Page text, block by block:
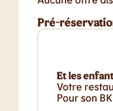
Pré-
Et les
Votre
Pour son